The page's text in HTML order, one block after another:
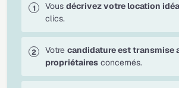
Vous décrivez votre location
clics.
Votre candidature est transmise
propriétaires concernés.